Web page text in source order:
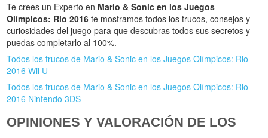
Te crees un Experto en Mario & Sonic en los Juegos
Olímpicos: Rio 2016 te mostramos todos los trucos, consejos y
curiosidades del juego para que descubras todos sus secretos y
puedas completarlo al 100%.
Todos los trucos de Mario & Sonic en los Juegos Olímpicos: Rio
2016 Wii U
Todos los trucos de Mario & Sonic en los Juegos Olímpicos: Rio
2016 Nintendo 3DS
OPINIONES Y VALORACIÓN DE LOS